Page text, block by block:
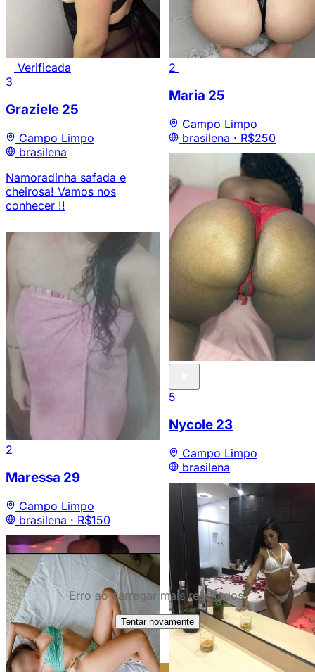
Verificada
3
Graziele 25
Campo Limpo
brasilena
Namoradinha safada e
cheirosa! Vamos nos
conhecer !!
2
Maria 25
Campo Limpo
brasilena · R$250
5
Nycole 23
Campo Limpo
brasilena
2
Maressa 29
Campo Limpo
brasilena · R$150
12
Paty25
Morumbi
Erro ao carregar mais resultados.
Tentar novamente